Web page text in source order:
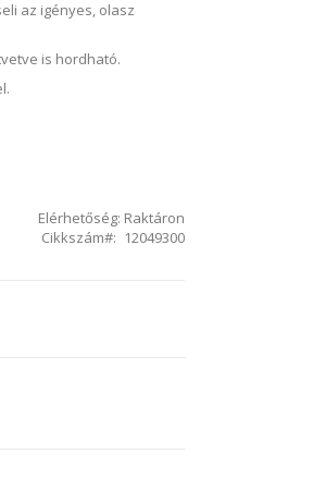
az igényes, olasz
is hordható.
Elérhetőség: Raktáron
Cikkszám
12049300